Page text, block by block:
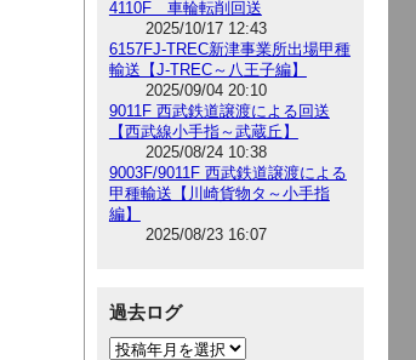
4110F 車輪転削回送
2025/10/17 12:43
6157FJ-TREC新津事業所出場甲種
輸送【J-TREC～八王子編】
2025/09/04 20:10
9011F 西武鉄道譲渡による回送
【西武線小手指～武蔵丘】
2025/08/24 10:38
9003F/9011F 西武鉄道譲渡による
甲種輸送【川崎貨物タ～小手指
編】
2025/08/23 16:07
過去ログ